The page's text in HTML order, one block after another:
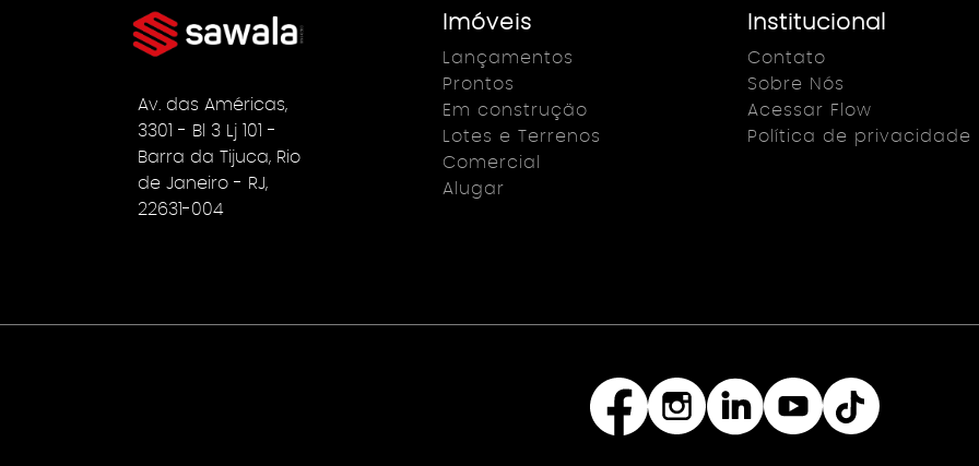
Av. das Américas,
3301 - Bl 3 Lj 101 -
Barra da Tijuca, Rio
de Janeiro - RJ,
22631-004
Imóveis
Lançamentos
Prontos
Em construção
Lotes e Terrenos
Comercial
Alugar
Institucional
Contato
Sobre Nós
Acessar Flow
Política de privacidade